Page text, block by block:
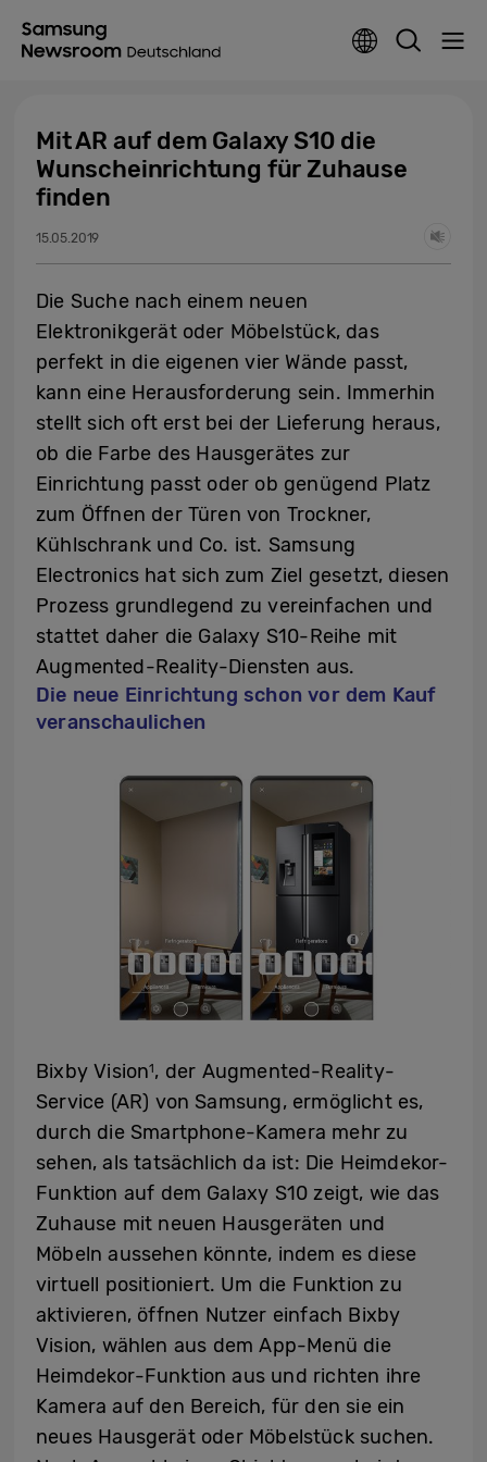
Mit AR auf dem Galaxy S10 die
Wunscheinrichtung für Zuhause
finden
15.05.2019
Die Suche nach einem neuen
Elektronikgerät oder Möbelstück, das
perfekt in die eigenen vier Wände passt,
kann eine Herausforderung sein. Immerhin
stellt sich oft erst bei der Lieferung heraus,
ob die Farbe des Hausgerätes zur
Einrichtung passt oder ob genügend Platz
zum Öffnen der Türen von Trockner,
Kühlschrank und Co. ist. Samsung
Electronics hat sich zum Ziel gesetzt, diesen
Prozess grundlegend zu vereinfachen und
stattet daher die Galaxy S10-Reihe mit
Augmented-Reality-Diensten aus.
Die neue Einrichtung schon vor dem Kauf
veranschaulichen
Bixby Vision1, der Augmented-Reality-
Service (AR) von Samsung, ermöglicht es,
durch die Smartphone-Kamera mehr zu
sehen, als tatsächlich da ist: Die Heimdekor-
Funktion auf dem Galaxy S10 zeigt, wie das
Zuhause mit neuen Hausgeräten und
Möbeln aussehen könnte, indem es diese
virtuell positioniert. Um die Funktion zu
aktivieren, öffnen Nutzer einfach Bixby
Vision, wählen aus dem App-Menü die
Heimdekor-Funktion aus und richten ihre
Kamera auf den Bereich, für den sie ein
neues Hausgerät oder Möbelstück suchen.